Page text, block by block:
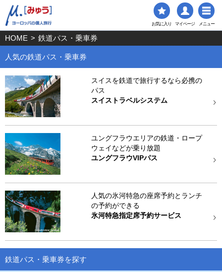
お気に入り マイページ メニュー
HOME > 鉄道パス・乗車券
人気の鉄道パス・乗車券
スイスを鉄道で旅行するなら必携の
パス
スイストラベルシステム
ユングフラウエリアの鉄道・ロープ
ウェイなどが乗り放題
ユングフラウVIPパス
人気の氷河特急の座席予約とランチ
の予約ができる
氷河特急指定席予約サービス
鉄道パス・乗車券を探す